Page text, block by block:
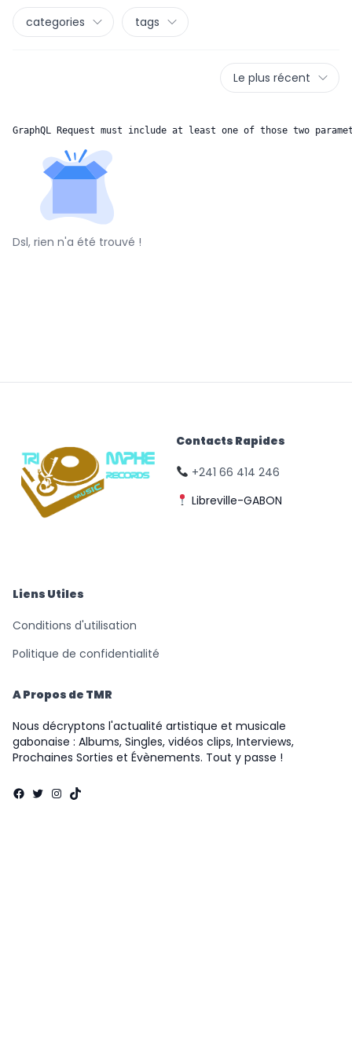
categories tags
Le plus récent
GraphQL Request must include at least one of those two
Dsl, rien n'a été trouvé !
Contacts Rapides
+241 66 414 246
Libreville-GABON
Liens Utiles
Conditions d'utilisation
Politique de confidentialité
A Propos de TMR
Nous décryptons l'actualité artistique et musicale
gabonaise : Albums, Singles, vidéos clips, Interviews,
Prochaines Sorties et Évènements. Tout y passe !
Facebook
Twitter
Instagram
TikTok